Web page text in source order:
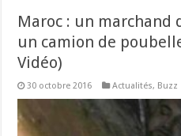
Maroc : un marchand
un camion de
Vidéo)
30 octobre 2016 Actualités, Buzz